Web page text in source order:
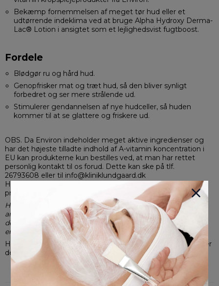
Bekæmp fornemmelsen af meget tør hud eller et
udtørrende indeklima ved at bruge Alpha Hydroxy Derma-
Lac® Lotion i ansigtet som et lejlighedsvist fugtboost.
Fordele
Blødgør ru og hård hud.
Genopfrisker mat og træt hud, så den bliver synligt
forbedret og ser mere strålende ud.
Stimulerer gendannelsen af nye hudceller, så huden
kommer til at se glattere og friskere ud.
OBS. Da Environ indeholder meget aktive ingredienser og
har det højeste tilladte indhold af A-vitamin koncentration i
EU kan produkterne kun bestilles ved, at man har rettet
personlig kontakt til os forud. Dette kan ske på tlf.
26793608 eller til info@kliniklundgaard.dk
Herved sikres, at du bliver vejledt korrekt i brugen af
produkterne.
Hvis du ikke ønsker at modtage vejledning i korrekt
anvendelse af produktet, har du mulighed for at fravælge
dette når du gennemfører dit køb, ved blot at skrive dette i
emne feltet ved bestilling online.
Har du været til behandling i klinikken og er blevet vejledt, er
dette ikke nødvendigt.